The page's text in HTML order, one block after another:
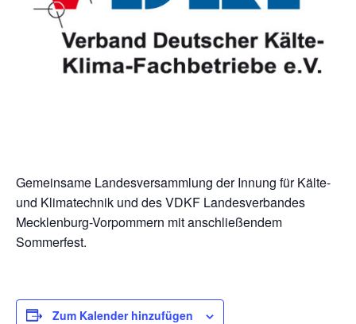
Gemeinsame Landesversammlung der Innung für Kälte-
und Klimatechnik und des VDKF Landesverbandes
Mecklenburg-Vorpommern mit anschließendem
Sommerfest.
Zum Kalender hinzufügen